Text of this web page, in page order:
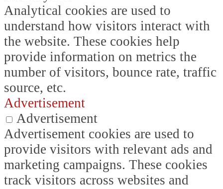
Analytical cookies are used to
understand how visitors interact with
the website. These cookies help
provide information on metrics the
number of visitors, bounce rate, traffic
source, etc.
Advertisement
Advertisement
Advertisement cookies are used to
provide visitors with relevant ads and
marketing campaigns. These cookies
track visitors across websites and